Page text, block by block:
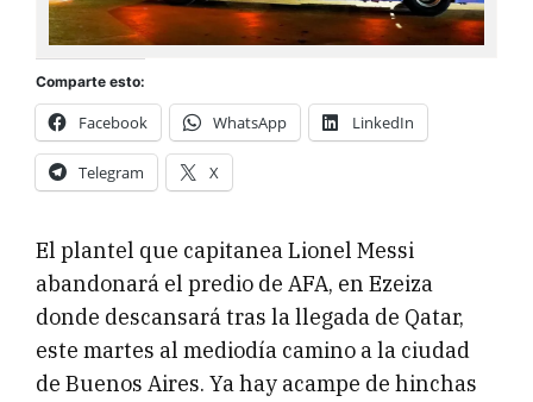
Comparte esto:
Facebook WhatsApp LinkedIn
Telegram X
El plantel que capitanea Lionel Messi
abandonará el predio de AFA, en Ezeiza
donde descansará tras la llegada de Qatar,
este martes al mediodía camino a la ciudad
de Buenos Aires. Ya hay acampe de hinchas